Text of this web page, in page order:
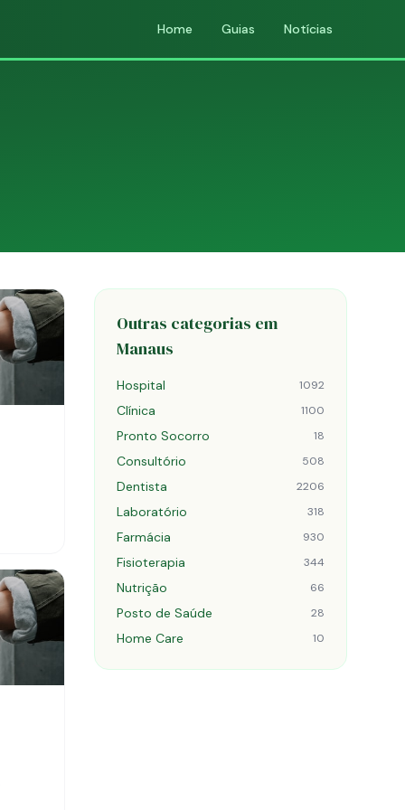
Home Guias Notícias
Outras categorias em
Manaus
Hospital 1092
Clínica 1100
Pronto Socorro 18
Consultório 508
Dentista 2206
Laboratório 318
Farmácia 930
Fisioterapia 344
Nutrição 66
Posto de Saúde 28
Home Care 10